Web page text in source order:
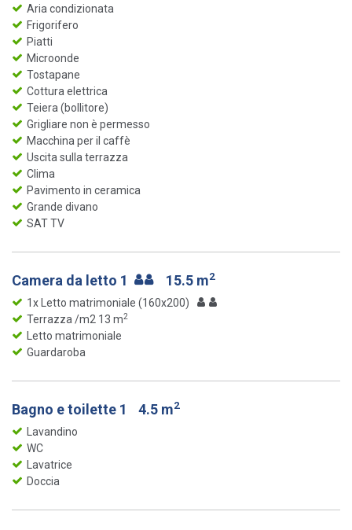
Aria condizionata
Frigorifero
Piatti
Microonde
Tostapane
Cottura elettrica
Teiera (bollitore)
Grigliare non è permesso
Macchina per il caffè
Uscita sulla terrazza
Clima
Pavimento in ceramica
Grande divano
SAT TV
Camera da letto 1 15.5 m2
1x Letto matrimoniale (160x200)
Terrazza /m2 13 m2
Letto matrimoniale
Guardaroba
Bagno e toilette 1 4.5 m2
Lavandino
WC
Lavatrice
Doccia